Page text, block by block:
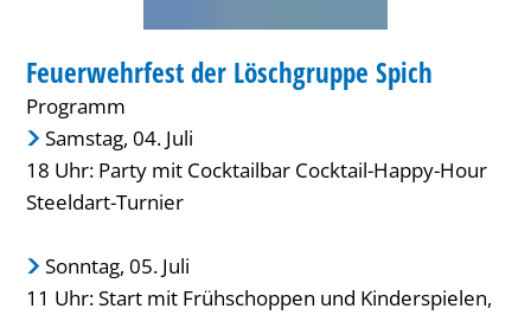
KATEGORIE: FEUERWEHR
Feuerwehrfest der Löschgruppe Spich
Programm
Samstag, 04. Juli
18 Uhr: Party mit Cocktailbar Cocktail-Happy-Hour
Steeldart-Turnier
Sonntag, 05. Juli
11 Uhr: Start mit Frühschoppen und Kinderspielen,